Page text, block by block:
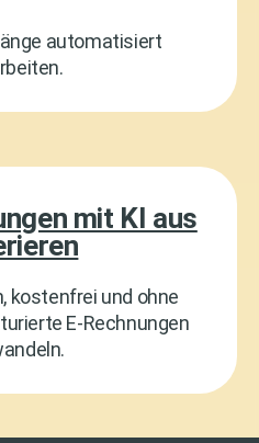
automatisiert
mit KI aus
kostenfrei und ohne
E-Rechnungen